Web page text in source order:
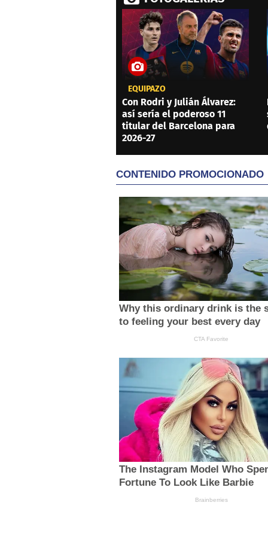
EQUIPAZO
Con Rodri y Julián Álvarez:
así sería el poderoso 11
titular del Barcelona para
2026-27